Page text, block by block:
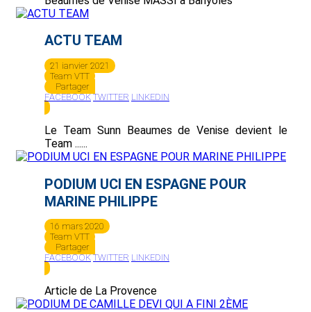
ACTU TEAM
21 janvier 2021
Team VTT
Partager
FACEBOOK TWITTER LINKEDIN
Le Team Sunn Beaumes de Venise devient le
Team ......
PODIUM UCI EN ESPAGNE POUR
MARINE PHILIPPE
16 mars 2020
Team VTT
Partager
FACEBOOK TWITTER LINKEDIN
Article de La Provence